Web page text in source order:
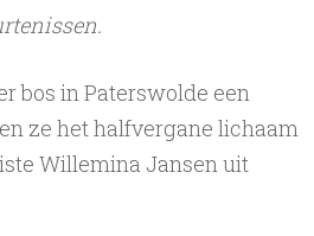
bos in Paterswolde een
ze het halfvergane lichaam
Willemina Jansen uit